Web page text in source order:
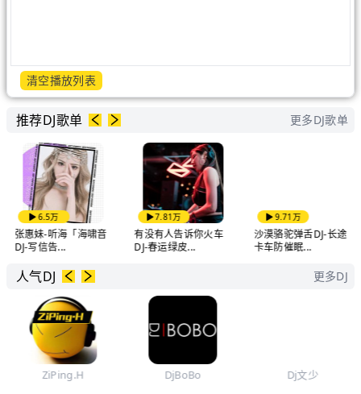
清空播放列表
推荐DJ歌单 更多DJ歌单
6.5万
张惠妹-听海「海啸音
DJ-写信告...
7.81万
有没有人告诉你火车
DJ-春运绿皮...
9.71万
沙漠骆驼弹舌DJ-长途
卡车防催眠...
人气DJ 更多DJ
ZiPing.H DjBoBo Dj文少